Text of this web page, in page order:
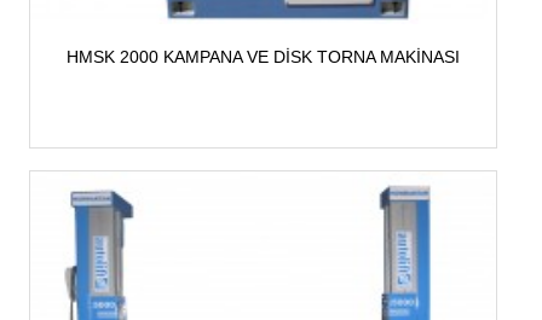
HMSK 2000 KAMPANA VE DİSK TORNA MAKİNASI